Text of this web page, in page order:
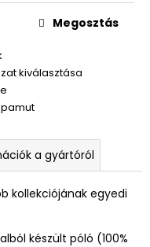
kiválasztása
pamut
Megosztás
a gyártóról
kollekciójának egyedi
készült póló (100%